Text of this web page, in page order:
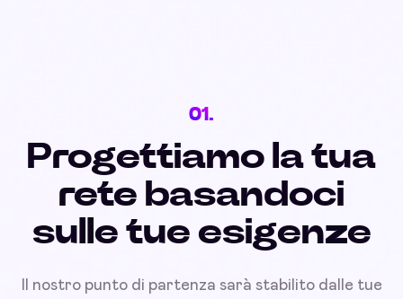
01.
Progettiamo la tua
rete basandoci
sulle tue esigenze
Il nostro punto di partenza sarà stabilito dalle tue